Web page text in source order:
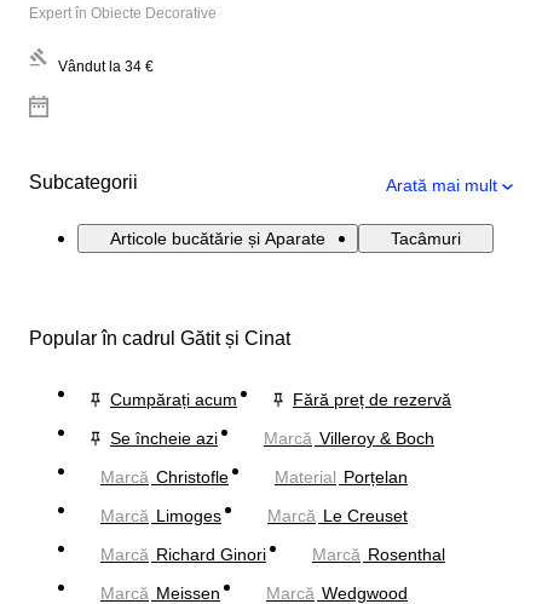
Expert în Obiecte Decorative
Vândut la 34 €
Subcategorii Arată mai mult
Articole bucătărie și Aparate Tacâmuri
Popular în cadrul Gătit și Cinat
Cumpărați acum
Fără preț de rezervă
Se încheie azi
Marcă Villeroy & Boch
Marcă Christofle Material Porțelan
Marcă Limoges Marcă Le Creuset
Marcă Richard Ginori Marcă Rosenthal
Marcă Meissen Marcă Wedgwood